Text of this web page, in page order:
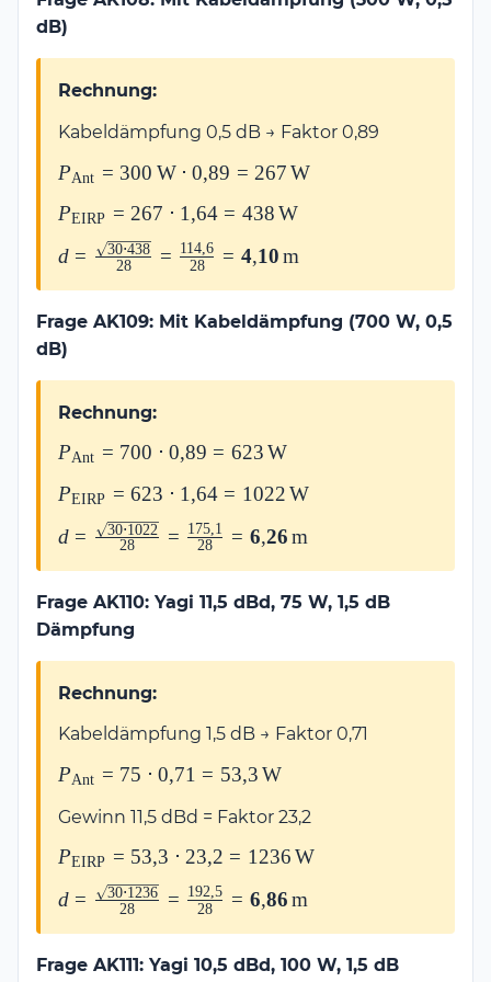
\mathbf{100\,\text{W}}
dB)
Rechnung:
Kabeldämpfung 0,5 dB → Faktor 0,89
P_{\text{Ant}}
300\,\text{W}
\cdot 0{,}89 =
267\,\text{W}
PAnt = 300 W ⋅ 0,89 = 267 W
P_{\text{EIRP}}
= 267 \cdot
1{,}64 =
438\,\text{W}
PEIRP = 267 ⋅ 1,64 = 438W
d = \frac{\sqrt{30 \cdot
438}}{28} =
\mathbf{4{,}10\,\text{m}}
d = 28
30⋅438 = 28
114,6 = 4,10m
Frage AK109: Mit Kabeldämpfung (700 W, 0,5
dB)
Rechnung:
P_{\text{Ant}}
0{,}89 =
623\,\text{W}
PAnt = 700 ⋅ 0,89 = 623W
P_{\text{EIRP}}
= 623 \cdot
1{,}64 =
1022\,\text{W}
PEIRP = 623 ⋅ 1 ,64 = 1022W
d = \frac{\sqrt{30 \cdot
\mathbf{6{,}26\,\text{m}}
d = 28
30⋅1022 = 28
175,1 = 6,26m
Frage AK110: Yagi 11,5 dBd, 75 W, 1,5 dB
Dämpfung
Rechnung:
Kabeldämpfung 1,5 dB → Faktor 0,71
P_{\text{Ant}}
0{,}71 =
53{,}3\,\text{W}
PAnt = 75 ⋅ 0,71 = 53,3W
Gewinn 11,5 dBd = Faktor 23,2
P_{\text{EIRP}}
= 53{,}3 \cdot
23{,}2 =
1236\,\text{W}
PEIRP = 53,3 ⋅ 23,2 = 1236W
d = \frac{\sqrt{30 \cdot
1236}}{28} =
\mathbf{6{,}86\,\text{m}}
d = 28
30⋅1236 = 28
192,5 = 6,86m
Frage AK111: Yagi 10,5 dBd, 100 W, 1,5 dB